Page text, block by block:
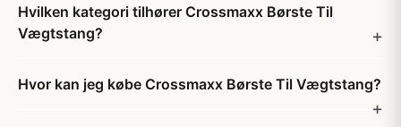
Hvilken kategori tilhører Crossmaxx Børste Til
Vægtstang?
Hvor kan jeg købe Crossmaxx Børste Til Vægtstang?